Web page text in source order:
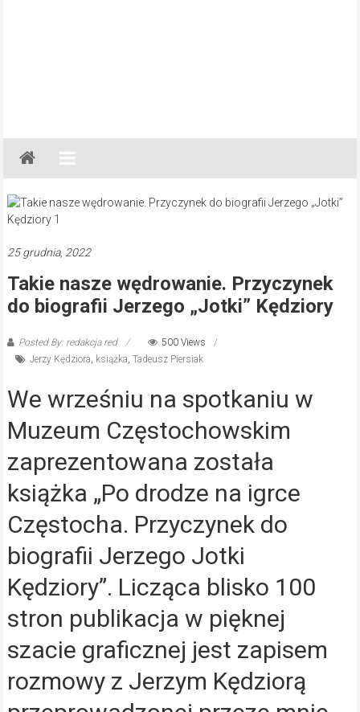
Gazeta
Regionalna
Częstochowa,
Kłobuck,
Myszków
25 grudnia, 2022
Takie nasze wędrowanie. Przyczynek
do biografii Jerzego „Jotki” Kędziory
Posted By: redakcja red
500 Views
Jerzy Kędziora, książka, Tadeusz Piersiak
We wrześniu na spotkaniu w
Muzeum Częstochowskim
zaprezentowana została
książka „Po drodze na igrce
Częstocha. Przyczynek do
biografii Jerzego Jotki
Kędziory”. Licząca blisko 100
stron publikacja w pięknej
szacie graficznej jest zapisem
rozmowy z Jerzym Kędziorą